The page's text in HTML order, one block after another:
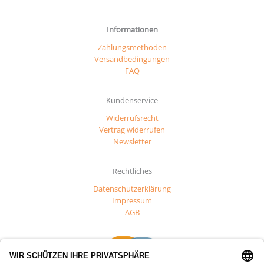
Informationen
Zahlungsmethoden
Versandbedingungen
FAQ
Kundenservice
Widerrufsrecht
Vertrag widerrufen
Newsletter
Rechtliches
Datenschutzerklärung
Impressum
AGB